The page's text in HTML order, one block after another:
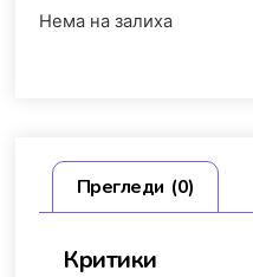
Нема на залиха
Прегледи (0)
Критики